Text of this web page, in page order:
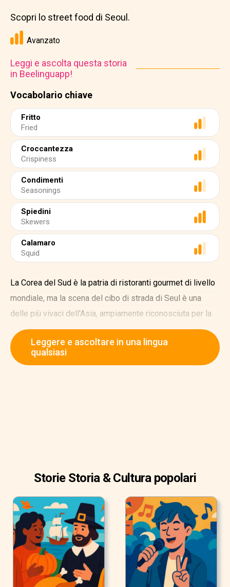
Vocabolario chiave
Fritto
Fried
Croccantezza
Crispiness
Condimenti
Seasonings
Spiedini
Skewers
Calamaro
Squid
Scopri lo street food di Seoul.
Avanzato
Leggi e ascolta questa storia
in Beelinguapp!
La Corea del Sud è la patria di ristoranti gourmet di livello
mondiale, ma la scena del cibo di strada di Seul è una
delle più vivaci dell'Asia, ampiamente riconosciuta per la
sua varietà e i suoi sapori sorprendenti!
Per le strade troverete innumerevoli venditori che offrono
tutti i tipi di prelibatezze. Per gustare una varietà di piatti,
Leggere e ascoltare in una lingua
qualsiasi
Storie Storia & Cultura popolari